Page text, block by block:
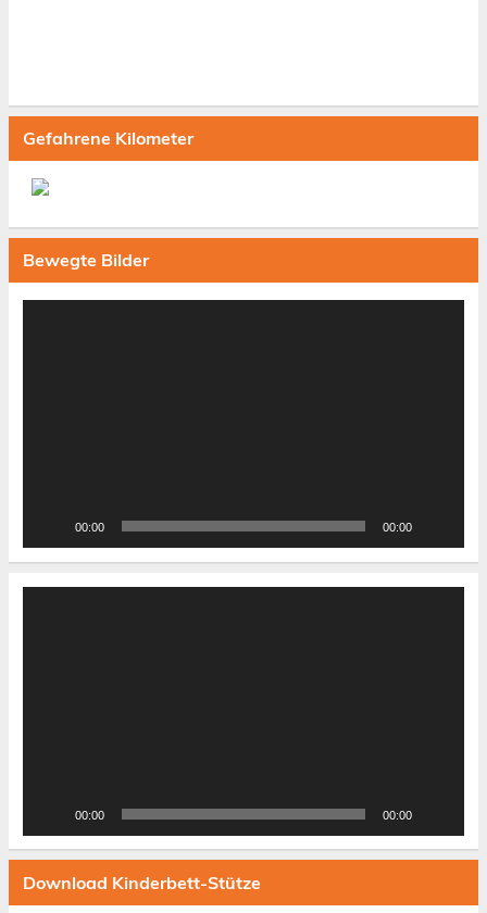
Gefahrene Kilometer
Bewegte Bilder
Video-
00:00 00:00
00:00 00:00
Download Kinderbett-Stütze